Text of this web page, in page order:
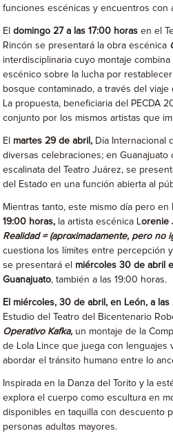
funciones escénicas y encuentros con
Eldomingo 27 a las 17:00 horas en el
Rincón se presentará la obra escénica
interdisciplinaria cuyo montaje
escénico sobre la lucha por
bosque contaminado, a través del viaje
La propuesta, beneficiaria del PECDA
conjunto por los mismos artistas que
El martes 29 de abril, Día Internacional
diversas celebraciones; en Guanajuato
escalinata del Teatro Juárez, se
del Estado en una función abierta al
Mientras tanto, este mismo día pero en
19:00 horas, la artista escénica Lorenie
Realidad ≈ (aproximadamente, pero no
cuestiona los límites entre percepción
se presentará el miércoles 30 de abril
Guanajuato, también a las 19:00 horas.
El miércoles, 30 de abril, en León, a
Estudio del Teatro del Bicentenario
Operativo Kafka, un montaje de la
de Lola Lince que juega con lenguajes
abordar el tránsito humano entre lo
Inspirada en la Danza del Torito y la
explora el cuerpo como escultura en
disponibles en taquilla con descuento
personas adultas mayores.